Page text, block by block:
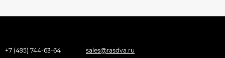
+7 (495) 744-63-64 sales@rasdva.ru